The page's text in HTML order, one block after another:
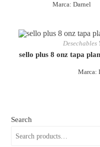
Marca: Darnel
Marca:
Desechables
sello plus 8 onz tapa
Search